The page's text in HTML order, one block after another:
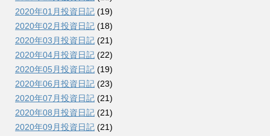
2020年01月投資日記 (19)
2020年02月投資日記 (18)
2020年03月投資日記 (21)
2020年04月投資日記 (22)
2020年05月投資日記 (19)
2020年06月投資日記 (23)
2020年07月投資日記 (21)
2020年08月投資日記 (21)
2020年09月投資日記 (21)